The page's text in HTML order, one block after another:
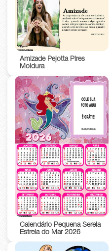
Amizade Pejotta Pires
Moldura
Calendário Pequena Sereia
Estrela do Mar 2026